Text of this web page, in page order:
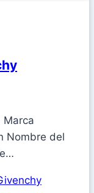
Marca
Nombre del